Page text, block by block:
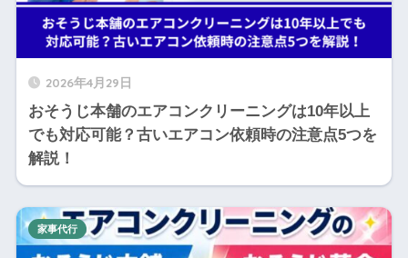
2026年4月29日
おそうじ本舗のエアコンクリーニングは10年以上
でも対応可能？古いエアコン依頼時の注意点5つを
解説！
家事代行